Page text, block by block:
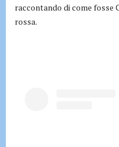
raccontando di come fosse
rossa.